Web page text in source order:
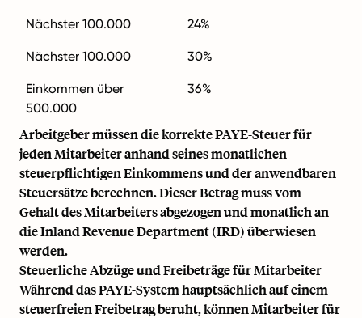
Nächster 100.000 24%
Nächster 100.000 30%
Einkommen über
500.000
36%
Arbeitgeber müssen die korrekte PAYE-Steuer für
jeden Mitarbeiter anhand seines monatlichen
steuerpflichtigen Einkommens und der anwendbaren
Steuersätze berechnen. Dieser Betrag muss vom
Gehalt des Mitarbeiters abgezogen und monatlich an
die Inland Revenue Department (IRD) überwiesen
werden.
Steuerliche Abzüge und Freibeträge für Mitarbeiter
Während das PAYE-System hauptsächlich auf einem
steuerfreien Freibetrag beruht, können Mitarbeiter für